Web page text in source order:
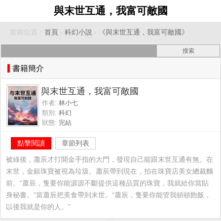
與末世互通，我富可敵國
當前位置： 首頁 › 科幻小說 › 《與末世互通，我富可敵國》
書籍簡介
與末世互通，我富可敵國
作者: 林小七
類別: 科幻
狀態: 完結
點擊閱讀 章節列表
被綠後，蕭辰才打開金手指的大門，發現自己能跟末世互通有無。在
末世，金銀珠寶被視為垃圾。蕭辰帶到現在，拍在珠寶店美女總裁麵
前。“蕭辰，隻要你能源源不斷提供這種品質的珠寶，我就給你當貼
身秘書。”當蕭辰把美食帶到末世。“蕭辰，隻要你能管我頓頓飽飯，
以後我就是你的人。”